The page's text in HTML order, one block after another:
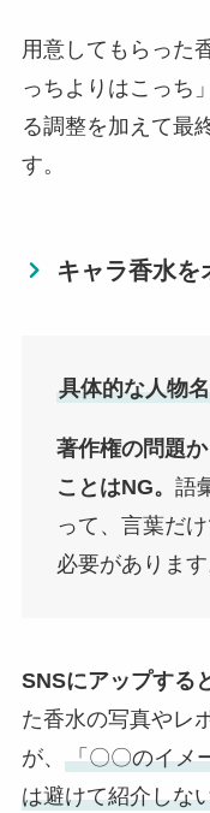
用意してもらった
っちよりはこっち
る調整を加えて最
す。
キャラ香水を
具体的な人物
著作権の問題
ことはNG。 語
って、言葉だ
必要があります
SNSにアップする
た香水の写真やレ
が、 「〇〇のイメ
は避けて紹介しな